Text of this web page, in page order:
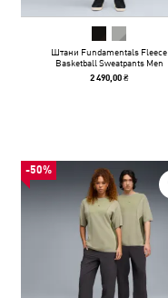
Штани Fundamentals Fleece
Basketball Sweatpants Men
2 490,00 ₴
-50%